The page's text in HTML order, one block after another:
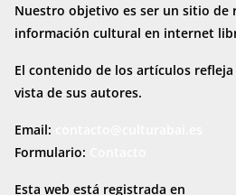
Nuestro objetivo es ser un sitio de
información cultural en internet
El contenido de los artículos
vista de sus autores.
Email:
Formulario:
Esta web está registrada en